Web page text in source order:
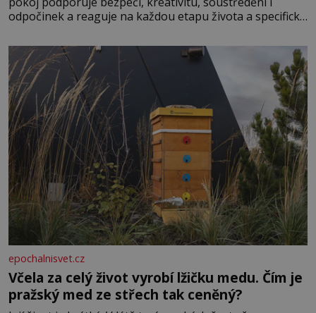
odpočinek a reaguje na každou etapu života a specifické
měkkost a bezpečí, proto by pokoj miminka měl působit
především klidně a útulně. Předškolní věk je
epochalnisvet.cz
Včela za celý život vyrobí lžičku medu. Čím je
pražský med ze střech tak ceněný?